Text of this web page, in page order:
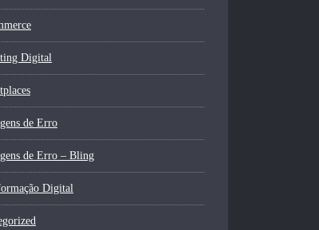
Digital
de Erro
de Erro – Bling
Digital